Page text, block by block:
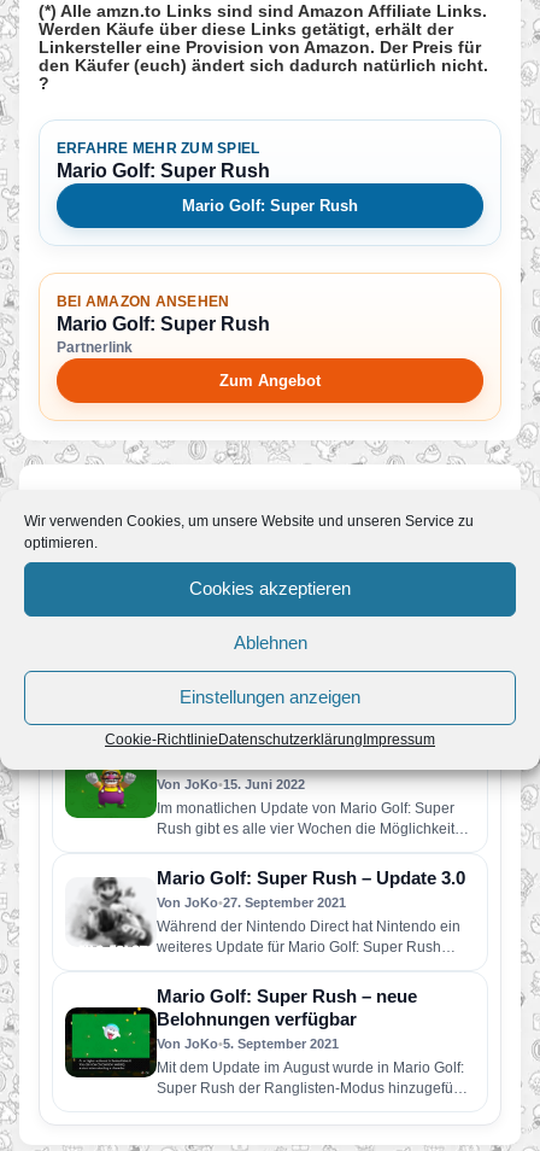
Wir verwenden Cookies, um unsere Website und unseren Service zu
optimieren.
Cookies akzeptieren
Ablehnen
Einstellungen anzeigen
Cookie-RichtlinieDatenschutzerklärungImpressum
(*) Alle amzn.to Links sind sind Amazon Affiliate Links.
Werden Käufe über diese Links getätigt, erhält der
Linkersteller eine Provision von Amazon. Der Preis für
den Käufer (euch) ändert sich dadurch natürlich nicht.
?
ERFAHRE MEHR ZUM SPIEL
Mario Golf: Super Rush
Mario Golf: Super Rush
BEI AMAZON ANSEHEN
Mario Golf: Super Rush
Partnerlink
Zum Angebot
Mehr News zum Spiel
Mario Golf: Super Rush // klassisches
Waluigi-Outfit
5. Juli 2022
Im monatlichen Update von Mario Golf: Super
Rush gibt es alle vier Wochen die Möglichkeit
verschiedene Farben für…
Mario Golf: Super Rush // klassisches
Von JoKo•15. Juni 2022
Im monatlichen Update von Mario Golf: Super
Rush gibt es alle vier Wochen die Möglichkeit
verschiedene Farben für…
Mario Golf: Super Rush – Update 3.0
Von JoKo•27. September 2021
Während der Nintendo Direct hat Nintendo ein
weiteres Update für Mario Golf: Super Rush
angekündigt. Ab sofort gibt…
Mario Golf: Super Rush – neue
Belohnungen verfügbar
Von JoKo•5. September 2021
Mit dem Update im August wurde in Mario Golf:
Super Rush der Ranglisten-Modus hinzugefügt.
Hier könnt ihr online…